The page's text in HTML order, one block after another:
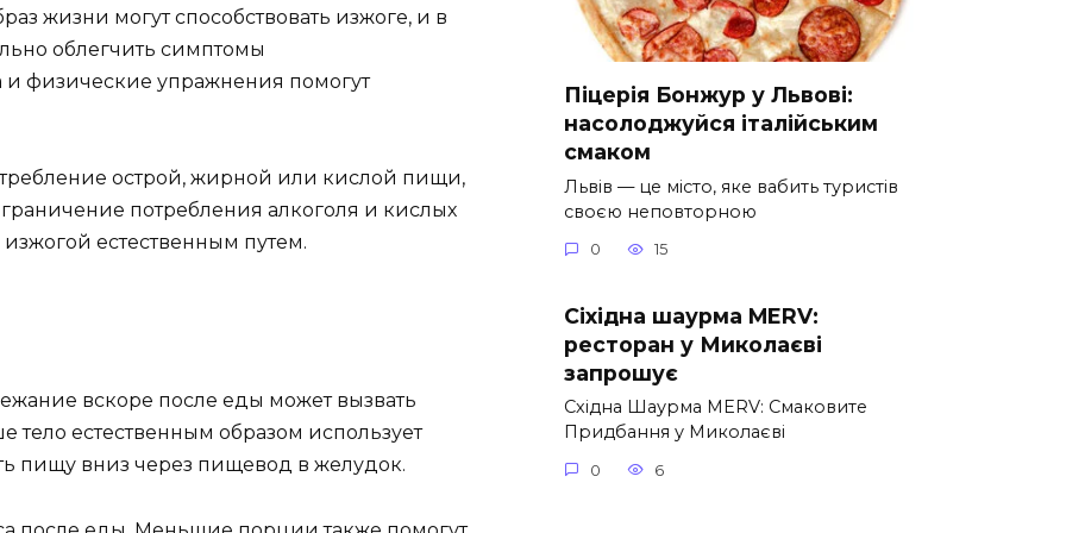
жизни могут способствовать изжоге, и в
облегчить симптомы
физические упражнения помогут
острой, жирной или кислой пищи,
потребления алкоголя и кислых
естественным путем.
вскоре после еды может вызвать
тело естественным образом использует
пищу вниз через пищевод в желудок.
Піцерія Бонжур у Львові:
насолоджуйся італійським
смаком
Львів — це місто, яке вабить туристів
своєю неповторною
0 15
Сіхідна шаурма MERV:
ресторан у Миколаєві
запрошує
Східна Шаурма MERV: Смаковите
Придбання у Миколаєві
0 6